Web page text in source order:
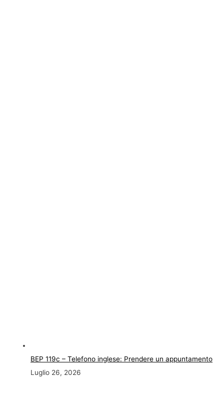
BEP 119c – Telefono inglese: Prendere un appuntamento
Luglio 26, 2026